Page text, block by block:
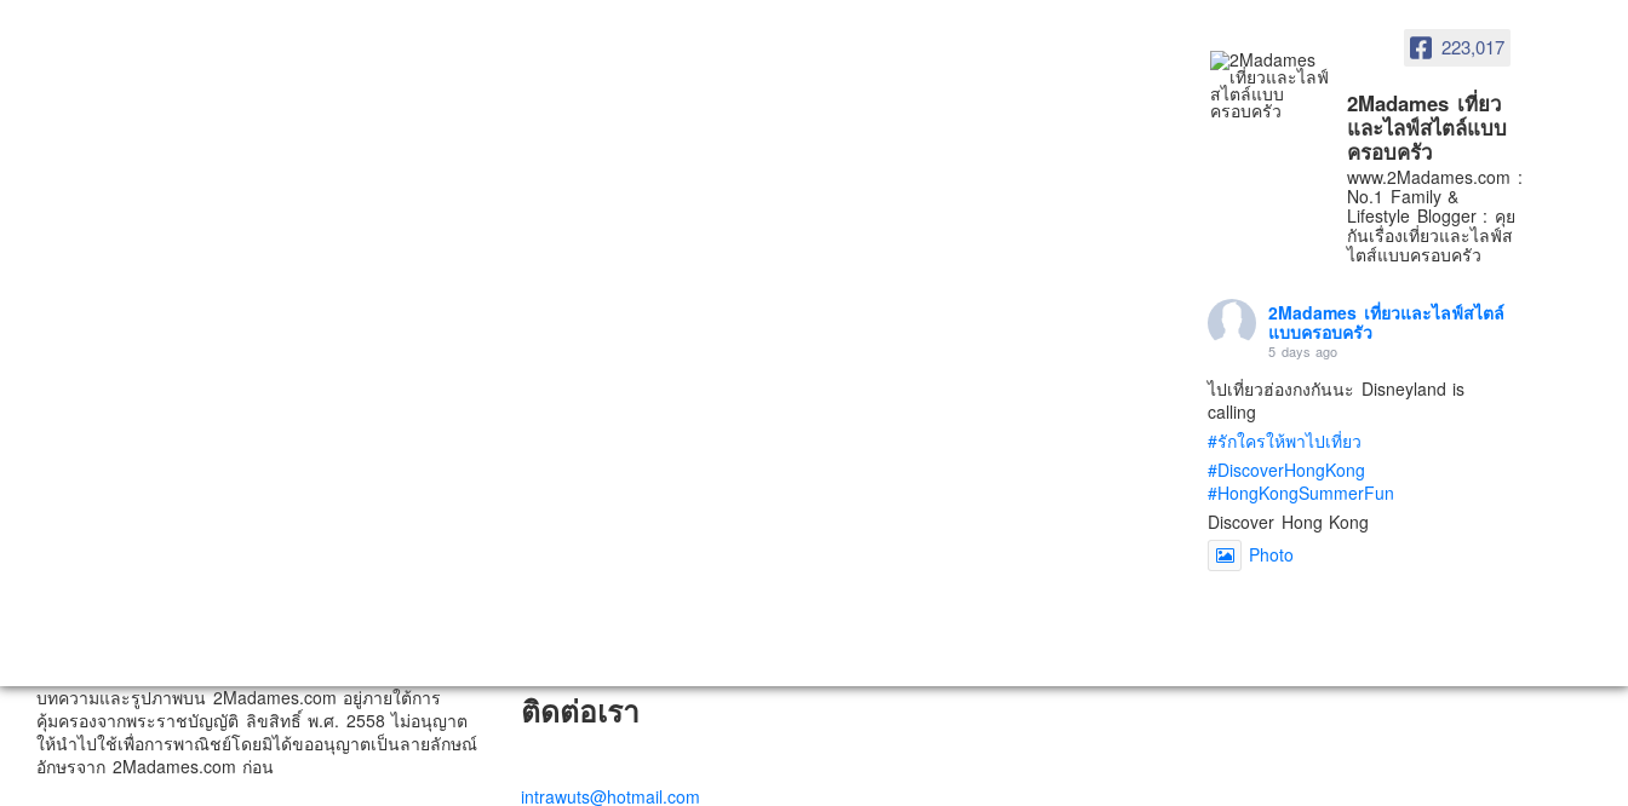
223,017
2Madames เที่ยว
และไลฟ์สไตล์แบบ
ครอบครัว
www.2Madames.com :
No.1 Family &
Lifestyle Blogger : คุย
กันเรื่องเที่ยวและไลฟ์ส
ไตส์แบบครอบครัว
2Madames เที่ยวและไลฟ์สไตล์
แบบครอบครัว
5 days ago
ไปเที่ยวฮ่องกงกันนะ Disneyland is
calling
#รักใครให้พาไปเที่ยว
#DiscoverHongKong
#HongKongSummerFun
Discover Hong Kong
Photo
แบบครอบครัว
บทความและรูปภาพบน 2Madames.com อยู่ภายใต้การ
คุ้มครองจากพระราชบัญญัติ ลิขสิทธิ์ พ.ศ. 2558 ไม่อนุญาต
ให้นำไปใช้เพื่อการพาณิชย์โดยมิได้ขออนุญาตเป็นลายลักษณ์
อักษรจาก 2Madames.com ก่อน
ติดต่อเรา
intrawuts@hotmail.com